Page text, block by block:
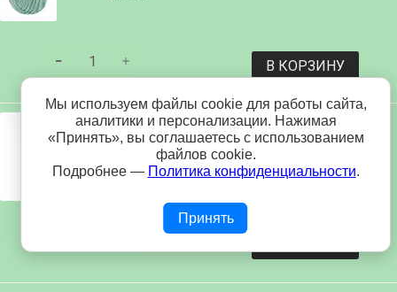
В КОРЗИНУ
Пряжа Etrofil
Yonca 70428
(Петроль)
169 р.
Мы используем файлы cookie для работы сайта,
аналитики и персонализации. Нажимая
«Принять», вы соглашаетесь с использованием
файлов cookie.
Подробнее — Политика конфиденциальности.
Принять